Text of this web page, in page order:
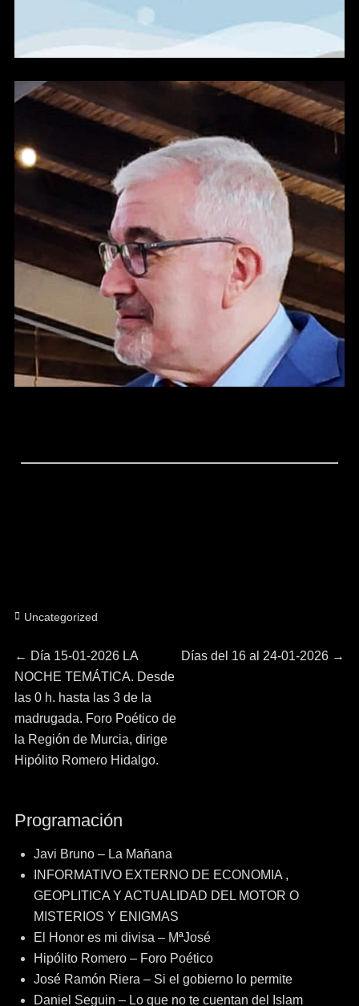
Categorías
Uncategorized
Navegación
de
entradas
← Entrada
anterior:
Día 15-01-2026 LA
NOCHE TEMÁTICA. Desde
las 0 h. hasta las 3 de la
madrugada. Foro Poético de
la Región de Murcia, dirige
Hipólito Romero Hidalgo.
Entrada
Días del 16 al 24-01-2026 →
Programación
Javi Bruno – La Mañana
INFORMATIVO EXTERNO DE ECONOMIA ,
GEOPLITICA Y ACTUALIDAD DEL MOTOR O
MISTERIOS Y ENIGMAS
El Honor es mi divisa – MªJosé
Hipólito Romero – Foro Poético
José Ramón Riera – Si el gobierno lo permite
Daniel Seguin – Lo que no te cuentan del Islam